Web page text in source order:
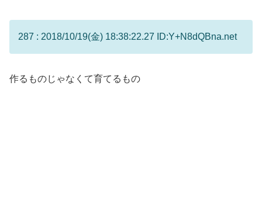
287 : 2018/10/19(金) 18:38:22.27 ID:Y+N8dQBna.net
作るものじゃなくて育てるもの